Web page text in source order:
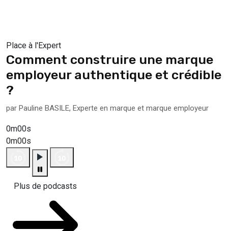
Place à l'Expert
Comment construire une marque
employeur authentique et crédible
?
par Pauline BASILE, Experte en marque et marque employeur
0m00s
0m00s
Plus de podcasts